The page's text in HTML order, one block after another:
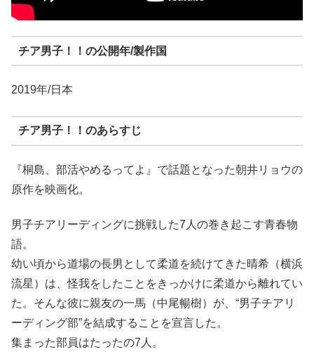
チア男子！！の公開年/製作国
2019年/日本
チア男子！！のあらすじ
『桐島、部活やめるってよ』で話題となった朝井リョウの
原作を映画化。
男子チアリーディングに挑戦した7人の巻き起こす青春物
語。
幼い頃から道場の長男として柔道を続けてきた晴希（横浜
流星）は、怪我をしたことをきっかけに柔道から離れてい
た。そんな彼に親友の一馬（中尾暢樹）が、“男子チアリ
ーディング部”を結成することを宣言した。
集まった部員はたったの7人。